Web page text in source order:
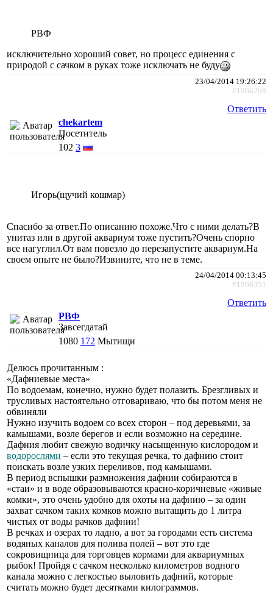
РВФ
исключительно хороший совет, но процесс единения с
природой с сачком в руках тоже исключать не буду
23/04/2014 19:26:22
#1966268
Ответить
chekartem
Посетитель
102 3
Игорь(щучий кошмар)
Спасибо за ответ.По описанию похоже.Что с ними делать?В
унитаз или в другой аквариум тоже пустить?Очень спорно
все нагуглил.От вам повезло до перезапустите аквариум.На
своем опыте не было?Извините, что не в теме.
24/04/2014 00:13:45
#1966351
Ответить
РВФ
Завсегдатай
1080 172 Мытищи
Делюсь прочитанным :
«Дафниевые места»
По водоемам, конечно, нужно будет полазить. Брезгливых и
трусливых настоятельно отговариваю, что бы потом меня не
обвиняли
Нужно изучить водоем со всех сторон – под деревьями, за
камышами, возле берегов и если возможно на середине.
Дафния любит свежую водичку насыщенную кислородом и
водорослями – если это текущая речка, то дафнию стоит
поискать возле узких переливов, под камышами.
В период вспышки размножения дафнии собираются в
«стаи» и в воде образовываются красно-коричневые «живые
комки», это очень удобно для охоты на дафнию – за один
захват сачком таких комков можно вытащить до 1 литра
чистых от воды рачков дафнии!
В речках и озерах то ладно, а вот за городами есть система
водяных каналов для полива полей – вот это где
сокровищница для торговцев кормами для аквариумных
рыбок! Пройдя с сачком несколько километров водного
канала можно с легкостью выловить дафний, которые
считать можно будет десятками килограммов.